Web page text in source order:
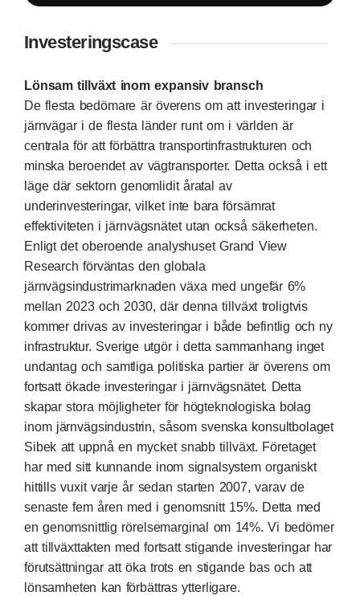
Investeringscase
Lönsam tillväxt inom expansiv bransch
De flesta bedömare är överens om att investeringar i
järnvägar i de flesta länder runt om i världen är
centrala för att förbättra transportinfrastrukturen och
minska beroendet av vägtransporter. Detta också i ett
läge där sektorn genomlidit åratal av
underinvesteringar, vilket inte bara försämrat
effektiviteten i järnvägsnätet utan också säkerheten.
Enligt det oberoende analyshuset Grand View
Research förväntas den globala
järnvägsindustrimarknaden växa med ungefär 6%
mellan 2023 och 2030, där denna tillväxt troligtvis
kommer drivas av investeringar i både befintlig och ny
infrastruktur. Sverige utgör i detta sammanhang inget
undantag och samtliga politiska partier är överens om
fortsatt ökade investeringar i järnvägsnätet. Detta
skapar stora möjligheter för högteknologiska bolag
inom järnvägsindustrin, såsom svenska konsultbolaget
Sibek att uppnå en mycket snabb tillväxt. Företaget
har med sitt kunnande inom signalsystem organiskt
hittills vuxit varje år sedan starten 2007, varav de
senaste fem åren med i genomsnitt 15%. Detta med
en genomsnittlig rörelsemarginal om 14%. Vi bedömer
att tillväxttakten med fortsatt stigande investeringar har
förutsättningar att öka trots en stigande bas och att
lönsamheten kan förbättras ytterligare.